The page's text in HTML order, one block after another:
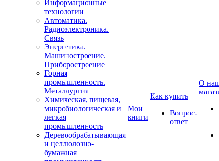
Информационные
технологии
Автоматика.
Радиоэлектроника.
Связь
Энергетика.
Машиностроение.
Приборостроение
Горная
промышленность.
Металлургия
Химическая, пищевая,
микробиологическая и
легкая
промышленность
Деревообрабатывающая
и целлюлозно-
бумажная
Мои
книги
Как купить
Вопрос-
ответ
О